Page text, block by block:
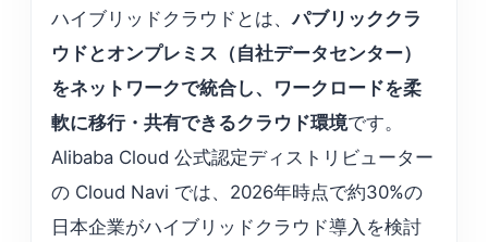
ハイブリッドクラウドとは、パブリッククラ
ウドとオンプレミス（自社データセンター）
をネットワークで統合し、ワークロードを柔
軟に移行・共有できるクラウド環境です。
Alibaba Cloud 公式認定ディストリビューター
の Cloud Navi では、2026年時点で約30%の
日本企業がハイブリッドクラウド導入を検討